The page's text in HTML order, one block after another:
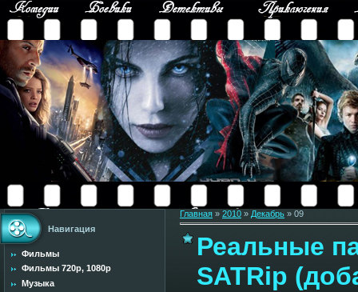
Навигация
Фильмы
Фильмы 720p, 1080p
Музыка
Главная » 2010 » Декабрь » 09
Реальные
SATRip